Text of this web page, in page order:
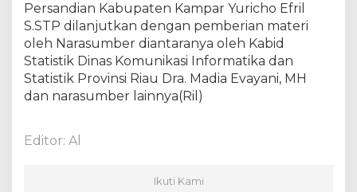
a
t
a
S
k
t
Persandian Kabupaten Kampar Yuricho Efril
S.STP dilanjutkan dengan pemberian materi
oleh Narasumber diantaranya oleh Kabid
Statistik Dinas Komunikasi Informatika dan
Statistik Provinsi Riau Dra. Madia Evayani, MH
dan narasumber lainnya(Ril)
Editor: Al
Ikuti Kami